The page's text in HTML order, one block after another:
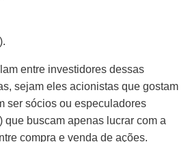
entre investidores dessas
sejam eles acionistas que gostam
ser sócios ou especuladores
) que buscam apenas lucrar com a
compra e venda de ações.